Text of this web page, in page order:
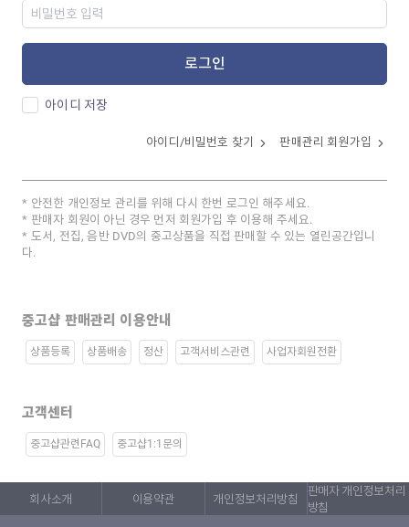
로그인
아이디 저장
아이디/비밀번호 찾기 판매관리 회원가입
안전한 개인정보 관리를 위해 다시 한번 로그인 해주세요.
판매자 회원이 아닌 경우 먼저 회원가입 후 이용해 주세요.
도서, 전집, 음반 DVD의 중고상품을 직접 판매할 수 있는 열린공간입니
다.
중고샵 판매관리 이용안내
상품등록 상품배송 정산 고객서비스관련 사업자회원전환
고객센터
중고샵관련FAQ 중고샵1:1문의
회사소개 이용약관 개인정보처리방침
판매자 개인정보처리
방침